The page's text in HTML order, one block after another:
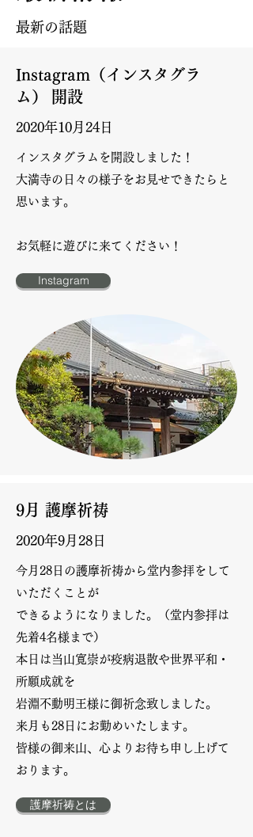
最新の話題
Instagram（インスタグラ
ム）
開設
2020年10月24日
インスタグラムを開設しました！
大満寺の日々の様子をお見せできたらと
思います。
​お気軽に遊びに来てください！
Instagram
9月 護摩祈祷
2020年9月28日
今月28日の護摩祈祷から堂内参拝をして
いただくことが
できるようになりました。（堂内参拝は
先着4名様まで）
本日は当山寛崇が疫病退散や世界平和・
所願成就を
岩淵不動明王様に御祈念致しました。
来月も28日にお勤めいたします。
皆様の御来山、心よりお待ち申し上げて
おります。
護摩祈祷とは